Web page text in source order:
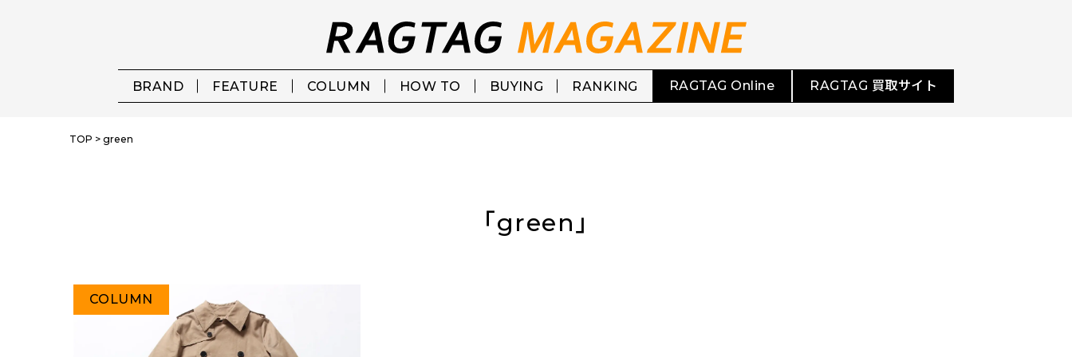
BRAND FEATURE COLUMN HOW TO BUYING RANKING RAGTAG Online RAGTAG 買取サイト
TOP > green
「green」
COLUMN